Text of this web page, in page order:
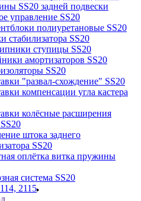
SS20 задней подвески
управление SS20
полиуретановые SS20
стабилизатора SS20
ступицы SS20
амортизаторов SS20
SS20
"развал-схождение" SS20
компенсации угла кастера
колёсные расширения
штока заднего
SS20
оплётка витка пружины
система SS20
2115